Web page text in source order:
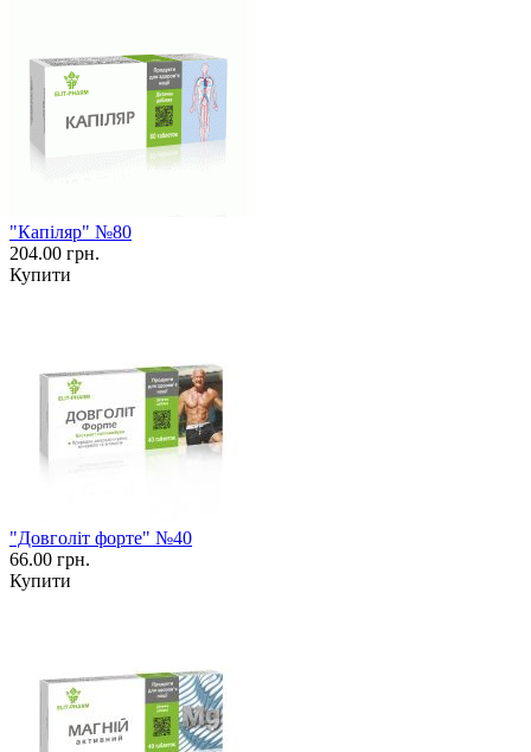
"Капіляр" №80
204.00 грн.
Купити
"Довголіт форте" №40
66.00 грн.
Купити